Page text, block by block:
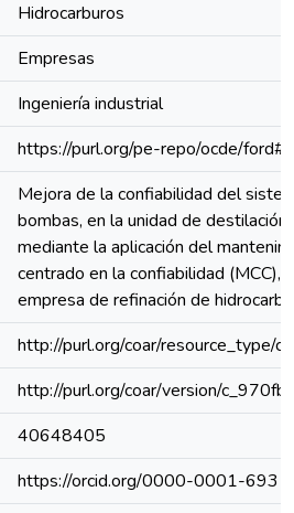
Hidrocarburos
Empresas
Ingeniería industrial
https://purl.org/pe-repo/ocde/
Mejora de la confiabilidad del
bombas, en la unidad de destilación
mediante la aplicación del
centrado en la confiabilidad (MCC),
empresa de refinación de
http://purl.org/coar/resource_type/
http://purl.org/coar/version/
40648405
https://orcid.org/0000-0001-